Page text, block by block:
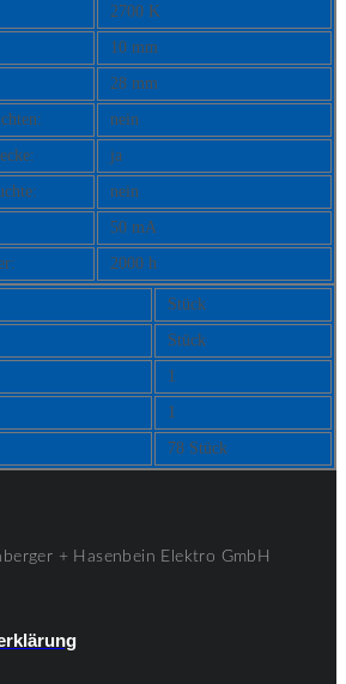
2700 K
10 mm
28 mm
nein
ja
nein
50 mA
2000 h
Stück
Stück
1
1
78 Stück
+ Hasenbein Elektro GmbH